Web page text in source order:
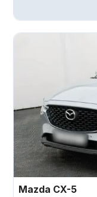
Mazda CX-5